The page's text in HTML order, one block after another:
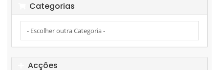
Categorias
Acções